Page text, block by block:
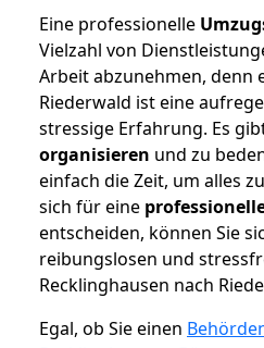
Eine professionelle
Vielzahl von
Arbeit abzunehmen, denn
Riederwald ist eine
stressige Erfahrung. Es
organisieren und zu
einfach die Zeit, um alles
sich für eine
entscheiden, können Sie
reibungslosen und
Recklinghausen nach
Egal, ob Sie einen